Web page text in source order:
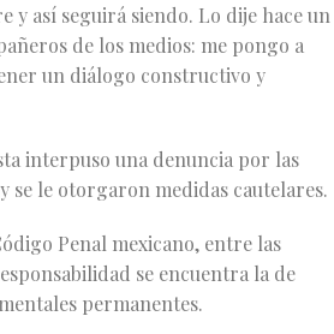
y así seguirá siendo. Lo dije hace un
de los medios: me pongo a
un diálogo constructivo y
interpuso una denuncia por las
se le otorgaron medidas cautelares.
Penal mexicano, entre las
se encuentra la de
permanentes.